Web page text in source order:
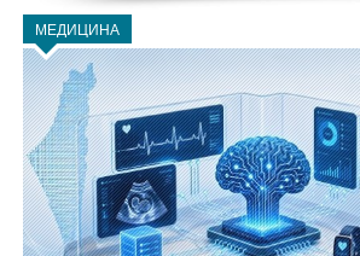
МЕДИЦИНА